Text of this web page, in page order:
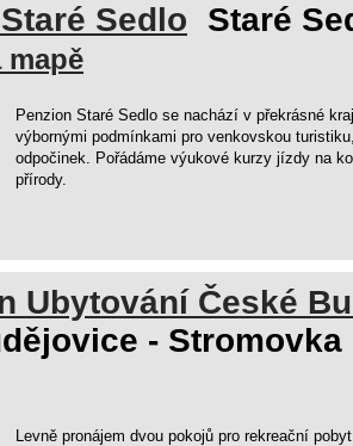
Sedlo Staré
mapě
Penzion Staré Sedlo se nachází v překrásné
výbornými podmínkami pro venkovskou
odpočinek. Pořádáme výukové kurzy jízdy na
přírody.
Ubytování České
-
Levně pronájem dvou pokojů pro rekreační